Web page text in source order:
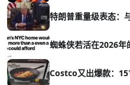
特朗普重量级表态：
蜘蛛侠若活在2026年
Costco又出爆款：